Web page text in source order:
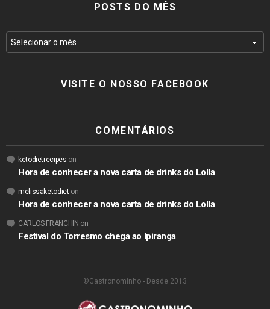
POSTS DO MÊS
VISITE O NOSSO FACEBOOK
COMENTÁRIOS
ketodietrecipes on
Hora de conhecer a nova carta de drinks do Lolla
melissaketodieton
Hora de conhecer a nova carta de drinks do Lolla
CARLOS FRANCHIN on
Festival do Torresmo chega ao Ipiranga
©Gastronominho - Desde 2013